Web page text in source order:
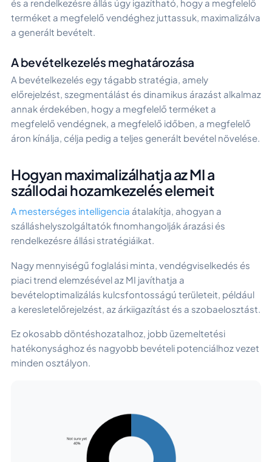
és a rendelkezésre állás úgy igazítható, hogy a megfelelő
terméket a megfelelő vendéghez juttassuk, maximalizálva
a generált bevételt.
A bevételkezelés meghatározása
A bevételkezelés egy tágabb stratégia, amely
előrejelzést, szegmentálást és dinamikus árazást alkalmaz
annak érdekében, hogy a megfelelő terméket a
megfelelő vendégnek, a megfelelő időben, a megfelelő
áron kínálja, célja pedig a teljes generált bevétel növelése.
Hogyan maximalizálhatja az MI a
szállodai hozamkezelés elemeit
A mesterséges intelligencia átalakítja, ahogyan a
szálláshelyszolgáltatók finomhangolják árazási és
rendelkezésre állási stratégiáikat.
Nagy mennyiségű foglalási minta, vendégviselkedés és
piaci trend elemzésével az MI javíthatja a
bevételoptimalizálás kulcsfontosságú területeit, például
a keresletelőrejelzést, az árkiigazítást és a szobaelosztást.
Ez okosabb döntéshozatalhoz, jobb üzemeltetési
hatékonysághoz és nagyobb bevételi potenciálhoz vezet
minden osztályon.